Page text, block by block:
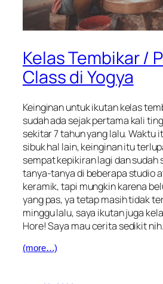
Kelas Tembikar /
Class di Yogya
Keinginan untuk ikutan kelas
sudah ada sejak pertama kali
sekitar 7 tahun yang lalu. Waktu
sibuk hal lain, keinginan itu
sempat kepikiran lagi dan sudah
tanya-tanya di beberapa studio
keramik, tapi mungkin karena
yang pas, ya tetap masih tidak
minggu lalu, saya ikutan juga
Hore! Saya mau cerita sedikit nih.
(more…)